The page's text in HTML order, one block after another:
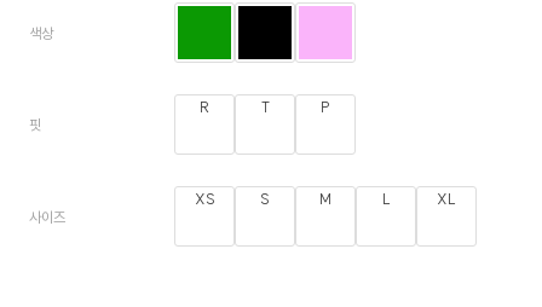
색상
핏
R T P
사이즈
XS S M L XL